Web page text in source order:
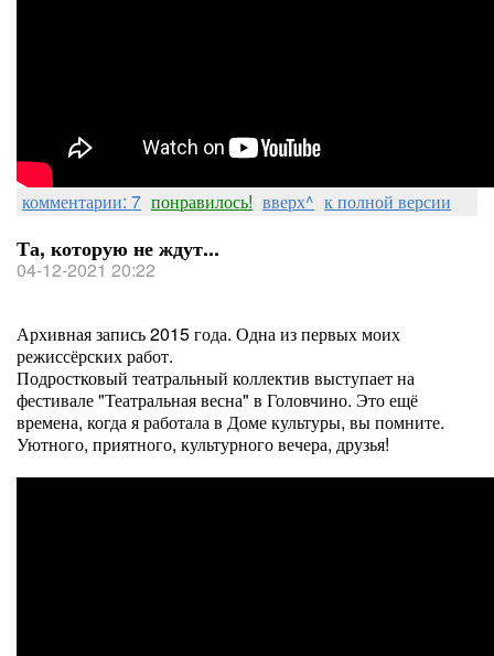
комментарии: 7 понравилось! вверх^ к полной версии
Та, которую не ждут...
04-12-2021 20:22
Архивная запись 2015 года. Одна из первых моих
режиссёрских работ.
Подростковый театральный коллектив выступает на
фестивале "Театральная весна" в Головчино. Это ещё
времена, когда я работала в Доме культуры, вы помните.
Уютного, приятного, культурного вечера, друзья!